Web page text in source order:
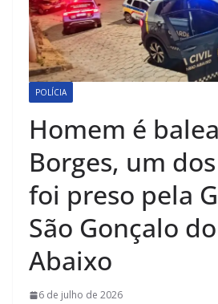
POLÍCIA
Homem é
Borges, um
foi preso pela
São Gonçalo
Abaixo
6 de julho de 2026